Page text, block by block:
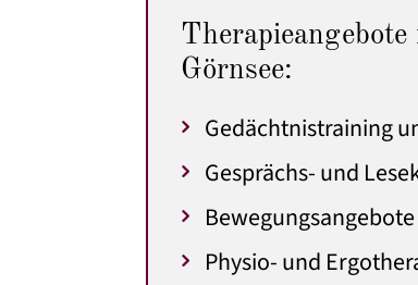
Görnsee:
Gedächtnistraining
Gesprächs- und
Physio- und